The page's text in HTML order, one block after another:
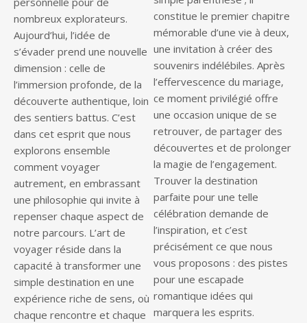
nombreux explorateurs.
Aujourd’hui, l’idée de
s’évader prend une nouvelle
dimension : celle de
l’immersion profonde, de la
découverte authentique, loin
des sentiers battus. C’est
dans cet esprit que nous
explorons ensemble
comment voyager
autrement, en embrassant
une philosophie qui invite à
repenser chaque aspect de
notre parcours. L’art de
voyager réside dans la
capacité à transformer une
simple destination en une
expérience riche de sens, où
chaque rencontre et chaque
constitue le premier chapitre
mémorable d’une vie à deux,
une invitation à créer des
souvenirs indélébiles. Après
l’effervescence du mariage,
ce moment privilégié offre
une occasion unique de se
retrouver, de partager des
découvertes et de prolonger
la magie de l’engagement.
Trouver la destination
parfaite pour une telle
célébration demande de
l’inspiration, et c’est
précisément ce que nous
vous proposons : des pistes
pour une escapade
romantique idées qui
marquera les esprits.